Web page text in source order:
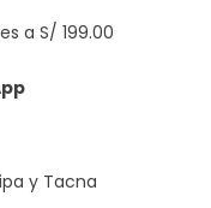
a S/ 199.00
y Tacna